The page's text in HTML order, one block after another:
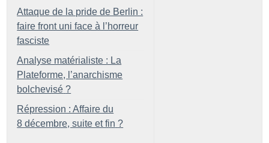
Attaque de la pride de Berlin :
faire front uni face à l’horreur
fasciste
Analyse matérialiste : La
Plateforme, l’anarchisme
bolchevisé ?
Répression : Affaire du
8 décembre, suite et fin ?